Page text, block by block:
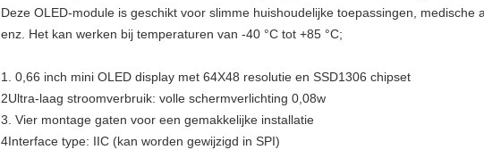
Deze OLED-module is geschikt voor slimme huishoudelijke toepassingen, medische
enz. Het kan werken bij temperaturen van -40 °C tot +85 °C;
1. 0,66 inch mini OLED display met 64X48 resolutie en SSD1306 chipset
2Ultra-laag stroomverbruik: volle schermverlichting 0,08w
3. Vier montage gaten voor een gemakkelijke installatie
4Interface type: IIC (kan worden gewijzigd in SPI)